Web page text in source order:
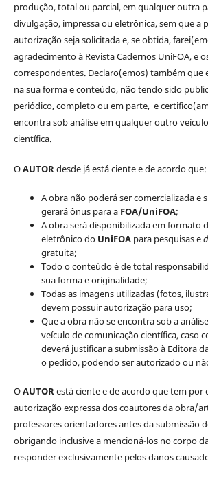
produção, total ou parcial, em qualquer outra
divulgação, impressa ou eletrônica, sem que a
autorização seja solicitada e, se obtida,
agradecimento à Revista Cadernos UniFOA, e
correspondentes. Declaro(emos) também que
na sua forma e conteúdo, não tendo sido
periódico, completo ou em parte, e
encontra sob análise em qualquer outro
científica.
OAUTORdesde já está ciente e de acordo que:
A obra não poderá ser comercializada e
gerará ônus para a FOA/UniFOA;
A obra será disponibilizada em formato
eletrônico do UniFOApara pesquisas e
gratuita;
Todo o conteúdo é de total
sua forma e originalidade;
Todas as imagens utilizadas (fotos,
devem possuir autorização para uso;
Que a obra não se encontra sob a
veículo de comunicação científica, caso
deverá justificar a submissão à Editora
o pedido, podendo ser autorizado ou
OAUTORestá ciente e de acordo que tem por
autorização expressa dos coautores da obra/
professores orientadores antes da submissão
obrigando inclusive a mencioná-los no corpo
responder exclusivamente pelos danos